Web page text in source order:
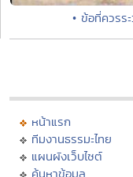
• ข้อที่ควร
หน้าแรก
ทีมงานธรรมะไทย
แผนผังเว็บไซต์
ค้นหาข้อมูล